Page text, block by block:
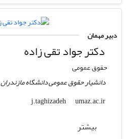
دبیر مهمان
دکتر جواد تقی زاده
حقوق عمومی
دانشیار حقوق عمومی دانشگاه مازندران
j.taghizadeh
umaz.ac.ir
بیشتر